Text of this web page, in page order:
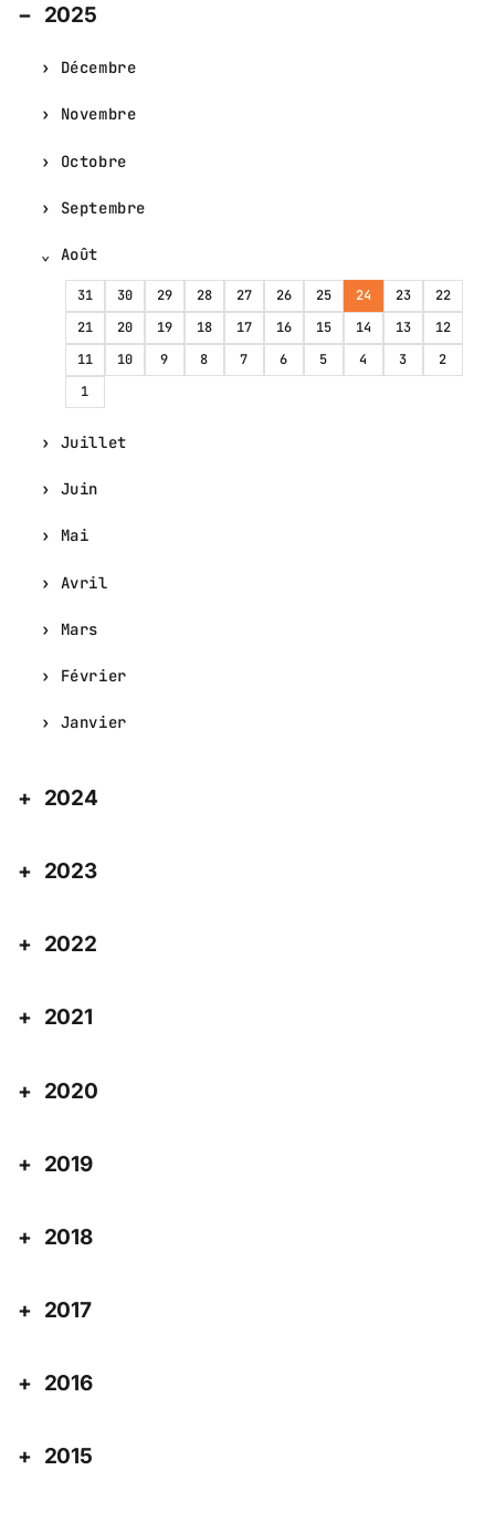
2025
Décembre
Novembre
Octobre
Septembre
Août
31 30 29 28 27 26 25 24 23
22
21
20 19 18 17 16 15 14 13
12
11
10 9 8 7 6 5 4 3
2
1
Juillet
Juin
Mai
Avril
Mars
Février
Janvier
2024
2023
2022
2021
2020
2019
2018
2017
2016
2015